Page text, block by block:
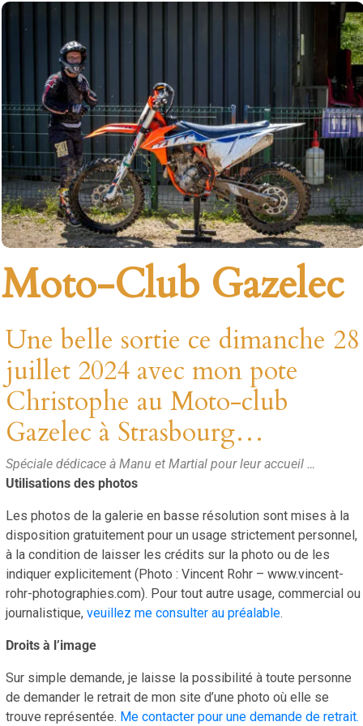
Moto-Club Gazelec
Une belle sortie ce dimanche 28
juillet 2024 avec mon pote
Christophe au Moto-club
Gazelec à Strasbourg…
Spéciale dédicace à Manu et Martial pour leur accueil …
Utilisations des photos
Les photos de la galerie en basse résolution sont mises à la
disposition gratuitement pour un usage strictement personnel,
à la condition de laisser les crédits sur la photo ou de les
indiquer explicitement (Photo : Vincent Rohr – www.vincent-
rohr-photographies.com). Pour tout autre usage, commercial ou
journalistique, veuillez me consulter au préalable.
Droits à l’image
Sur simple demande, je laisse la possibilité à toute personne
de demander le retrait de mon site d’une photo où elle se
trouve représentée. Me contacter pour une demande de retrait.